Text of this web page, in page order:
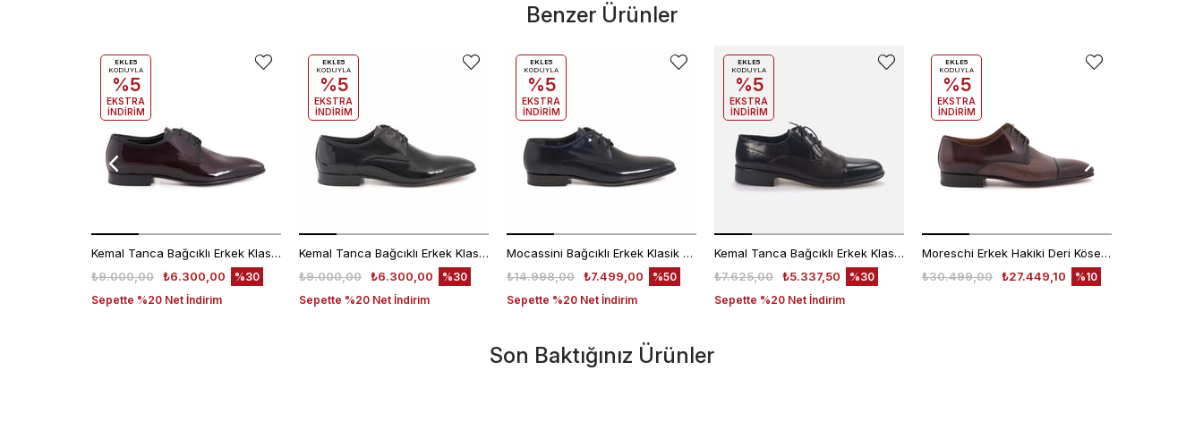
Benzer Ürünler
Kemal Tanca Bağcıklı Erkek Klasik Ayakkabı 700
₺6.300,00
₺9.000,00
Sepette %20 Net İndirim
%30
EKLE5
KODUYLA
%5
EKSTRA
İNDİRİM
Kemal Tanca Bağcıklı Erkek Klasik Ayakkabı 700
₺6.300,00
₺9.000,00
Sepette %20 Net İndirim
%30
EKLE5
KODUYLA
%5
EKSTRA
İNDİRİM
Mocassini Bağcıklı Erkek Klasik Ayakkabı 4625
₺7.499,00
₺14.998,00
Sepette %20 Net İndirim
%50
EKLE5
KODUYLA
%5
EKSTRA
İNDİRİM
Kemal Tanca Bağcıklı Erkek Klasik Ayakkabı 7453
₺5.337,50
₺7.625,00
Sepette %20 Net İndirim
%30
EKLE5
KODUYLA
%5
EKSTRA
İNDİRİM
Moreschi Erkek Hakiki Deri Kösele Taban Kahverengi Klasik Ayakkabı
₺27.449,10
₺30.499,00 %10
EKLE5
KODUYLA
%5
EKSTRA
İNDİRİM
Son Baktığınız Ürünler